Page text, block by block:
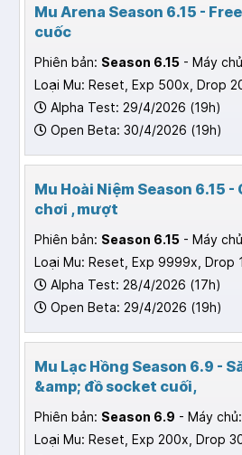
Mu Arena Season 6.15 -
cuốc
Phiên bản: Season 6.15 - Máy
Loại Mu: Reset, Exp 500x, Drop
Alpha Test: 29/4/2026 (19h)
Open Beta: 30/4/2026 (19h)
Mu Hoài Niệm Season 6.15
chơi , mượt
Phiên bản: Season 6.15 - Máy
Loại Mu: Reset, Exp 9999x, Drop
Alpha Test: 28/4/2026 (17h)
Open Beta: 29/4/2026 (19h)
Mu Lạc Hồng Season 6.9 -
&amp; đồ socket cuối,
Phiên bản: Season 6.9 - Máy
Loại Mu: Reset, Exp 200x, Drop